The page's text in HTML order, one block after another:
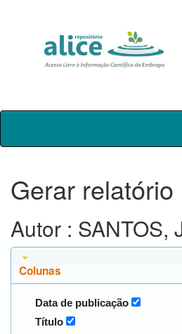
Skip
Gerar relatório
Autor : SANTOS,
Colunas
Data de publicação
Título